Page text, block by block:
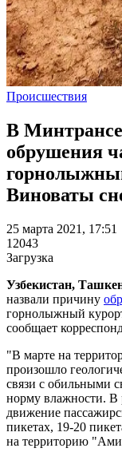
Происшествия
В
обрушения
Виноваты
25 марта 2021, 17:51
12043
Загрузка
Узбекистан,
назвали причину
горнолыжный
сообщает
"В марте на
произошло
связи с обильными
норму влажности. В
движение
пикетах, 19-20
на территорию